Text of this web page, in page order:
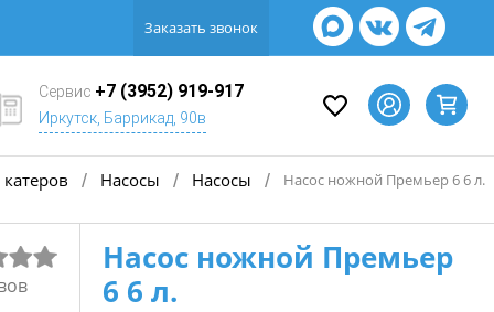
Заказать звонок
Сервис +7 (3952) 919-917
Иркутск, Баррикад, 90в
/ Насосы / Насосы / Насос ножной Премьер 6 6 л.
Насос ножной Премьер
6 6 л.